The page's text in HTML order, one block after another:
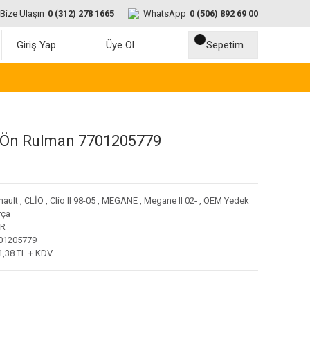
Bize Ulaşın 0 (312) 278 1665 WhatsApp 0 (506) 892 69 00
Giriş Yap Üye Ol Sepetim
Rulman 7701205779
, CLİO , Clio II 98-05 , MEGANE , Megane II 02- , OEM Yedek
TL + KDV